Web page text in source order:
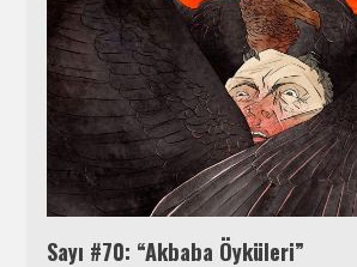
Sayı #70: “Akbaba Öyküleri”